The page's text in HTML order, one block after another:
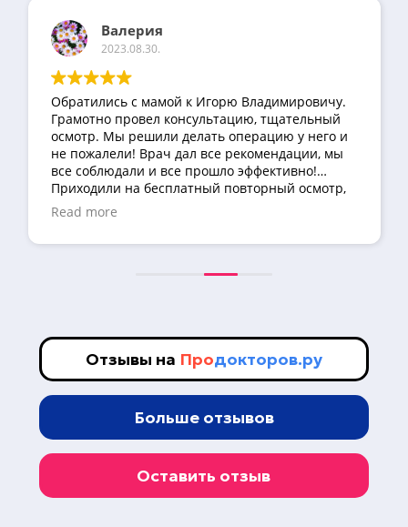
Валерия
2023.08.30.
Обратились с мамой к Игорю Владимировичу.
Грамотно провел консультацию, тщательный
осмотр. Мы решили делать операцию у него и
не пожалели! Врач дал все рекомендации, мы
все соблюдали и все прошло эффективно!
Приходили на бесплатный повторный осмотр,
врач как всегда был внимателен. Если еще
придется обращаться к флебологу, то только к
Игорю Владимировичу!
Read more
Отзывы на Продокторов.ру
Больше отзывов
Оставить отзыв